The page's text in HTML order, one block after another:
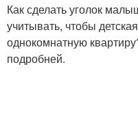
Как сделать уголок
учитывать, чтобы
однокомнатную
подробней.